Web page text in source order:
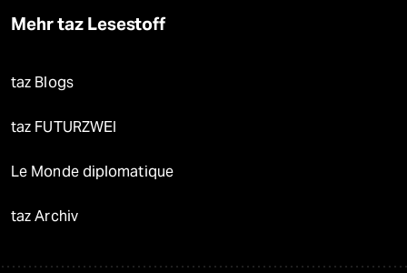
Mehr taz Lesestoff
taz Blogs
taz FUTURZWEI
Le Monde diplomatique
taz Archiv